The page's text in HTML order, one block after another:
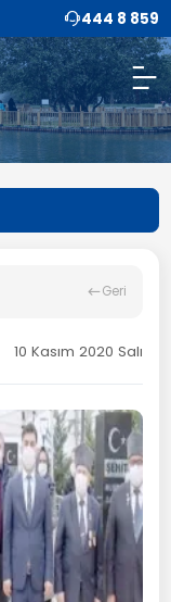
444 8 859
Geri
10 Kasım 2020 Salı